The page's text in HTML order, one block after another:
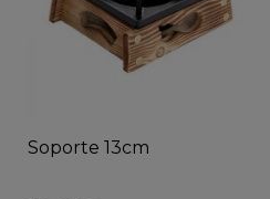
Soporte 13cm